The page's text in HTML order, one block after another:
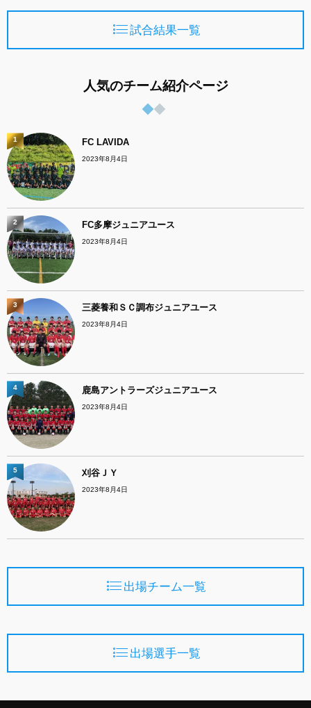
試合結果一覧
人気のチーム紹介ページ
FC LAVIDA
2023年8月4日
1
FC多摩ジュニアユース
2023年8月4日
2
三菱養和ＳＣ調布ジュニアユース
2023年8月4日
3
鹿島アントラーズジュニアユース
2023年8月4日
4
刈谷ＪＹ
2023年8月4日
5
出場チーム一覧
出場選手一覧